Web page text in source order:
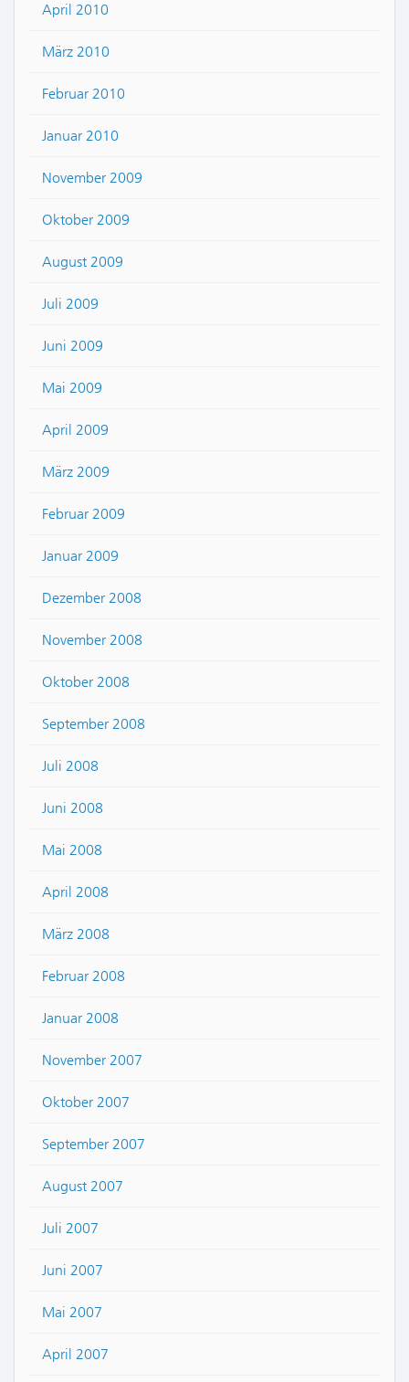
April 2010
März 2010
Februar 2010
Januar 2010
November 2009
Oktober 2009
August 2009
Juli 2009
Juni 2009
Mai 2009
April 2009
März 2009
Februar 2009
Januar 2009
Dezember 2008
November 2008
Oktober 2008
September 2008
Juli 2008
Juni 2008
Mai 2008
April 2008
März 2008
Februar 2008
Januar 2008
November 2007
Oktober 2007
September 2007
August 2007
Juli 2007
Juni 2007
Mai 2007
April 2007